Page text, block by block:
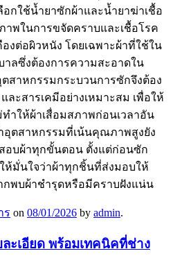
อกใช้น้ำยาซักผ้าและน้ำยาฆ่าเชื้อ
พในการขจัดคราบและเชื้อโรค
งต่อผิวหนัง โดยเฉพาะผ้าที่ใช้ใน
ลซึ่งต้องการความสะอาดใน
สาหกรรมกระบวนการซักจึงต้อง
สารเคมีอย่างเหมาะสม เพื่อให้
ทำให้ผ้าเสื่อมสภาพก่อนเวลาอัน
อุตสาหกรรมที่เน้นคุณภาพสูงยัง
อบผ้าทุกขั้นตอน ตั้งแต่ก่อนซัก
ห้มั่นใจว่าผ้าทุกชิ้นที่ส่งมอบให้
พบผ้าชำรุดหรือมีคราบฝังแน่น
ร on 08/01/2026 by admin.
ะเอียด พร้อมเทคนิคที่ช่าง